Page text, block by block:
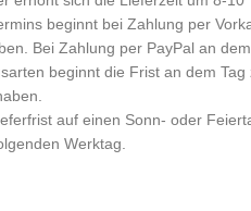
beginnt bei Zahlung per
Bei Zahlung per PayPal an
beginnt die Frist an dem Tag
auf einen Sonn- oder
Werktag.